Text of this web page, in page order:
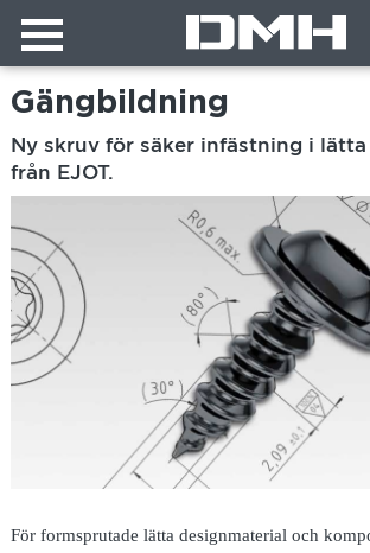
Gängbildning
Ny skruv för säker infästning i
från EJOT.
För formsprutade lätta designmaterial och